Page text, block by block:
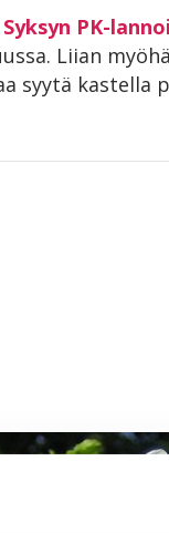
Syksyn PK-
Liian
syytä